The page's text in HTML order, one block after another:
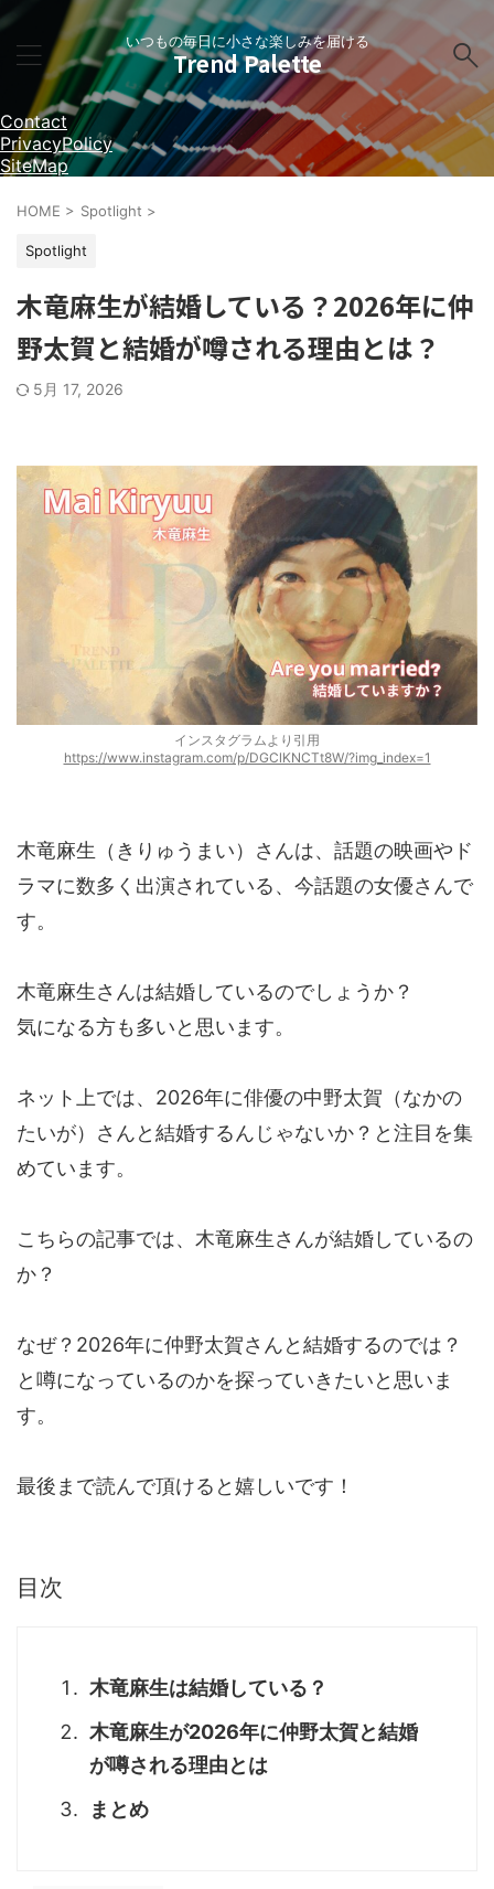
いつもの毎日に小さな楽しみを届ける
Trend Palette
Contact
PrivacyPolicy
SiteMap
HOME > Spotlight >
Spotlight
木竜麻生が結婚している？2026年に仲
野太賀と結婚が噂される理由とは？
5月 17, 2026
インスタグラムより引用
https://www.instagram.com/p/DGClKNCTt8W/?img_index=1
木竜麻生（きりゅうまい）さんは、話題の映画やド
ラマに数多く出演されている、今話題の女優さんで
す。
木竜麻生さんは結婚しているのでしょうか？
気になる方も多いと思います。
ネット上では、2026年に俳優の中野太賀（なかの
たいが）さんと結婚するんじゃないか？と注目を集
めています。
こちらの記事では、木竜麻生さんが結婚しているの
か？
なぜ？2026年に仲野太賀さんと結婚するのでは？
と噂になっているのかを探っていきたいと思いま
す。
最後まで読んで頂けると嬉しいです！
目次
木竜麻生は結婚している？
木竜麻生が2026年に仲野太賀と結婚
が噂される理由とは
まとめ